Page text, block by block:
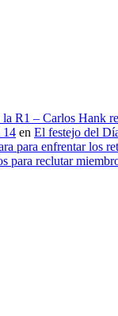
R1 – Carlos Hank
14 en El festejo del
para enfrentar los
para reclutar